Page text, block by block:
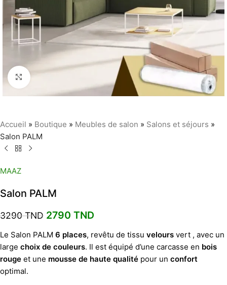
Agrandir
Accueil » Boutique » Meubles de salon » Salons et séjours »
Salon PALM
MAAZ
Salon PALM
3290TND 2790 TND
Le Salon PALM 6 places, revêtu de tissu velours vert , avec un
large choix de couleurs. Il est équipé d’une carcasse en bois
rouge et une mousse de haute qualité pour un confort
optimal.